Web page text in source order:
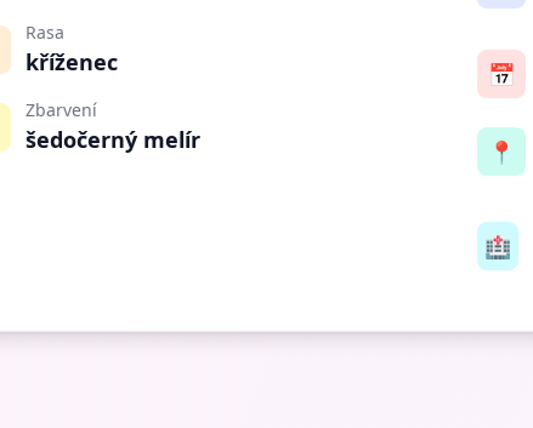
Rasa
kříženec
Zbarvení
šedočerný melír
📅
📍
🏥